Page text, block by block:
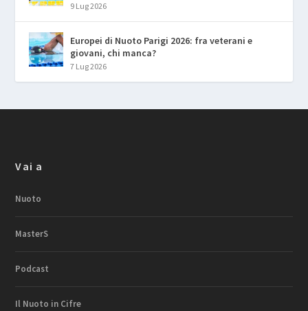
9 Lug 2026
Europei di Nuoto Parigi 2026: fra veterani e
giovani, chi manca?
7 Lug 2026
Vai a
Nuoto
MasterS
Podcast
Il Nuoto in Cifre